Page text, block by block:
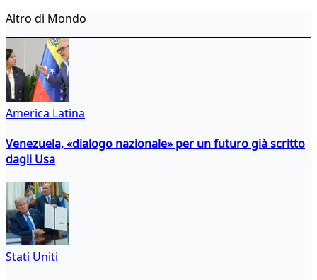
Altro di Mondo
America Latina
Venezuela, «dialogo nazionale» per un futuro già scritto
dagli Usa
Stati Uniti